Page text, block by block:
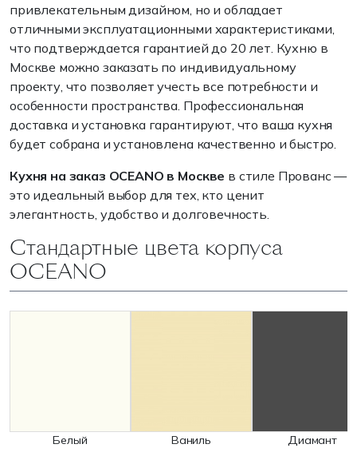
привлекательным дизайном, но и обладает
отличными эксплуатационными характеристиками,
что подтверждается гарантией до 20 лет. Кухню в
Москве можно заказать по индивидуальному
проекту, что позволяет учесть все потребности и
особенности пространства. Профессиональная
доставка и установка гарантируют, что ваша кухня
будет собрана и установлена качественно и быстро.
Кухня на заказ OCEANO в Москве в стиле Прованс —
это идеальный выбор для тех, кто ценит
элегантность, удобство и долговечность.
Стандартные цвета корпуса
OCEANO
Белый Ваниль Диамант